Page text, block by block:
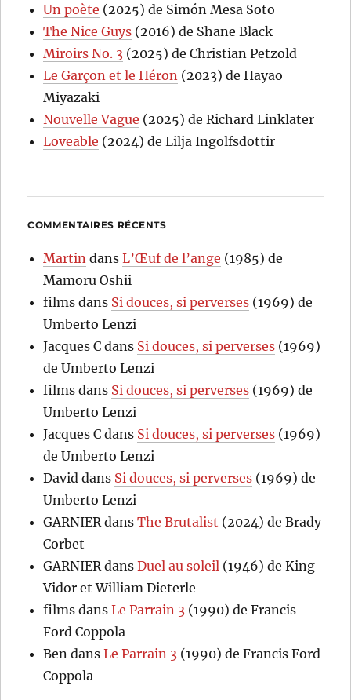
Un poète (2025) de Simón Mesa Soto
The Nice Guys (2016) de Shane Black
Miroirs No. 3 (2025) de Christian Petzold
Le Garçon et le Héron (2023) de Hayao
Miyazaki
Nouvelle Vague (2025) de Richard Linklater
Loveable (2024) de Lilja Ingolfsdottir
COMMENTAIRES RÉCENTS
Martin dansL’Œuf de l’ange (1985) de
Mamoru Oshii
films dans Si douces, si perverses (1969) de
Umberto Lenzi
Jacques C dans Si douces, si perverses (1969)
de Umberto Lenzi
films dans Si douces, si perverses (1969) de
Umberto Lenzi
Jacques C dans Si douces, si perverses (1969)
de Umberto Lenzi
David dans Si douces, si perverses (1969) de
Umberto Lenzi
GARNIER dansThe Brutalist (2024) de Brady
Corbet
GARNIER dansDuel au soleil (1946) de King
Vidor et William Dieterle
films dansLe Parrain 3 (1990) de Francis
Ford Coppola
Ben dansLe Parrain 3 (1990) de Francis Ford
Coppola